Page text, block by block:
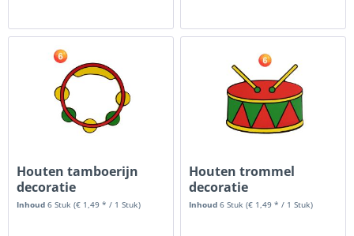
Houten tamboerijn
decoratie
Inhoud6 Stuk(€ 1,49 * / 1 Stuk)
Houten trommel
decoratie
Inhoud6 Stuk(€ 1,49 * / 1 Stuk)